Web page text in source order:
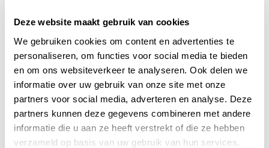
Deze website maakt gebruik van cookies
We gebruiken cookies om content en advertenties te
personaliseren, om functies voor social media te bieden
en om ons websiteverkeer te analyseren. Ook delen we
informatie over uw gebruik van onze site met onze
partners voor social media, adverteren en analyse. Deze
partners kunnen deze gegevens combineren met andere
informatie die u aan ze heeft verstrekt of die ze hebben
verzameld op basis van uw gebruik van hun services.
beschikbaar:
€149,56Incl. BTW
BTW 21%: 25,96 €
Voeg toe aan kruiwagen